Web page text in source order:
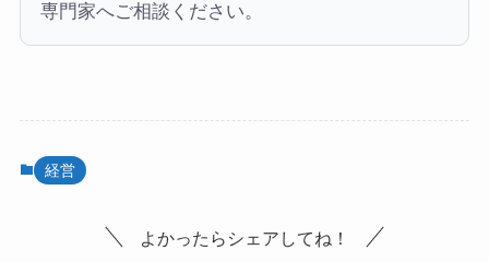
専門家へご相談ください。
経営
よかったらシェアしてね！